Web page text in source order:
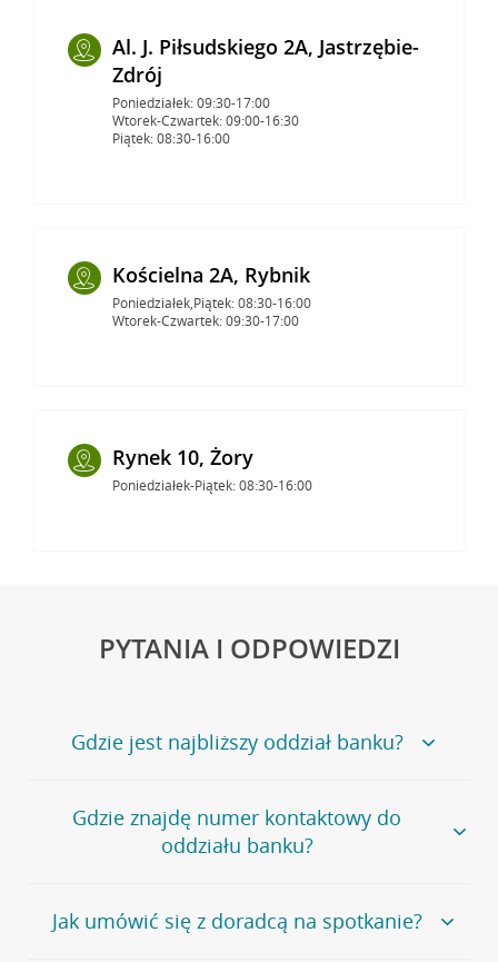
Al. J. Piłsudskiego 2A, Jastrzębie-
Zdrój
Poniedziałek: 09:30-17:00
Wtorek-Czwartek: 09:00-16:30
Piątek: 08:30-16:00
Kościelna 2A, Rybnik
Poniedziałek,Piątek: 08:30-16:00
Wtorek-Czwartek: 09:30-17:00
Rynek 10, Żory
Poniedziałek-Piątek: 08:30-16:00
PYTANIA I ODPOWIEDZI
Gdzie jest najbliższy oddział banku?
Jeśli szukasz oddziału naszego banku, zapraszamy na
stronęPlacówki i bankomaty, na której znajduje się
wygodna wyszukiwarka.
oddziałów
Gdzie znajdę numer kontaktowy do
oddziału banku?
Bank Credit Agricole nie udostępnia ogólnego numeru
telefonu do placówki bankowej.
Jak umówić się z doradcą na spotkanie?